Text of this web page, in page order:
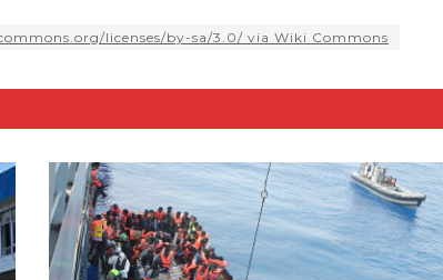
di
t
l
p
y
Li
n
k
n
t
ar
e
licenses/by-sa/3.0/ via Wiki Commons